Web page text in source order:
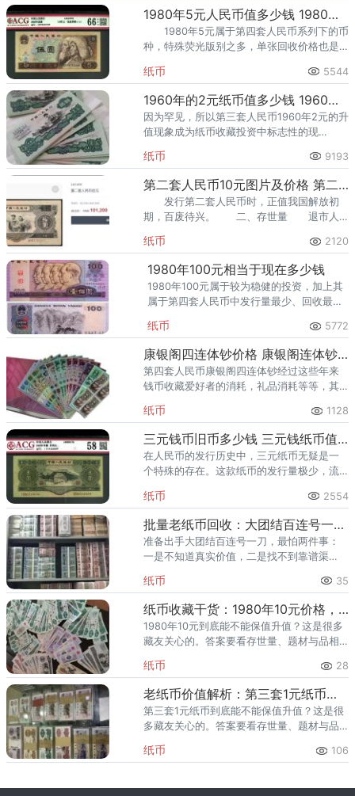
元，内容由爱藏网收集发布。
1980年5元人民币值多少钱 1980年5元钱单张回收价格表
1980年5元属于第四套人民币系列下的币
种，特殊荧光版别之多，单张回收价格也是
光反应，无一不显示出仙鹤“一鸟之下、万鸟
之上”的气势。今
纸币 5544
1960年的2元纸币值多少钱 1960年2元纸币价格表图片
因为罕见，所以第三套人民币1960年2元的升
值现象成为纸币收藏投资中标志性的现
币根据水印、品相的不同，价格上也有所差
异。
纸币 9193
第二套人民币10元图片及价格 第二版10元人民币最新价格
发行第二套人民币时，正值我国解放初
期，百废待兴。 二、存世量 退市人
人民币退市以来平均涨幅超过500倍！
纸币 2120
1980年100元相当于现在多少钱
1980年100元属于较为稳健的投资，加上其
属于第四套人民币中发行量最少、回收最彻
的佳品。
纸币 5772
康银阁四连体钞价格 康银阁连体钞最新价格
第四套人民币康银阁四连体钞经过这些年来
钱币收藏爱好者的消耗，礼品消耗等等，其
连体钞是收藏和投资者追捧的宝贵藏品。
纸币 1128
三元钱币旧币多少钱 三元钱纸币值多少钱
在人民币的发行历史中，三元纸币无疑是一
个特殊的存在。这款纸币的发行量极少，流
那么，三元钱纸币究竟值多少钱呢？目前单
张1953年3元纸币的回收价
纸币 2554
批量老纸币回收：大团结百连号一刀价格，最新打包价一览
准备出手大团结百连号一刀，最怕两件事：
一是不知道真实价值，二是找不到靠谱渠
值逻辑，再给最新回收参考价与上门回收渠
道，帮你卖得明明白白。 一、大
纸币 35
纸币收藏干货：1980年10元价格，品相决定最终价格
1980年10元到底能不能保值升值？这是很多
藏友关心的。答案要看存世量、题材与品相
有增值空间。下面展开说。 一、1980年10元
收藏价值
纸币 28
老纸币价值解析：第三套1元纸币价格表，看完就懂了
第三套1元纸币到底能不能保值升值？这是很
多藏友关心的。答案要看存世量、题材与品
看确有增值空间。下面展开说。 一、第三套1
纸币 106